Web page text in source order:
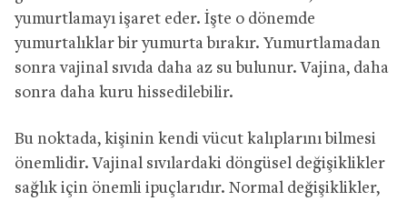
yumurtlamayı işaret eder. İşte o dönemde
yumurtalıklar bir yumurta bırakır. Yumurtlamadan
sonra vajinal sıvıda daha az su bulunur. Vajina, daha
sonra daha kuru hissedilebilir.
Bu noktada, kişinin kendi vücut kalıplarını bilmesi
önemlidir. Vajinal sıvılardaki döngüsel değişiklikler
sağlık için önemli ipuçlarıdır. Normal değişiklikler,